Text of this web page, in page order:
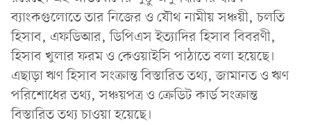
ব্যাংকগুলোতে তার নিজের ও যৌথ নামীয় সঞ্চয়ী, চলতি
হিসাব, এফডিআর, ডিপিএস ইত্যাদির হিসাব বিবরণী,
হিসাব খুলার ফরম ও কেওয়াইসি পাঠাতে বলা হয়েছে।
এছাড়া ঋণ হিসাব সংক্রান্ত বিস্তারিত তথ্য, জামানত ও ঋণ
পরিশোধের তথ্য, সঞ্চয়পত্র ও ক্রেডিট কার্ড সংক্রান্ত
বিস্তারিত তথ্য চাওয়া হয়েছে।